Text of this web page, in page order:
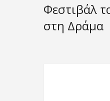
Φεστιβάλ
στη Δράμα